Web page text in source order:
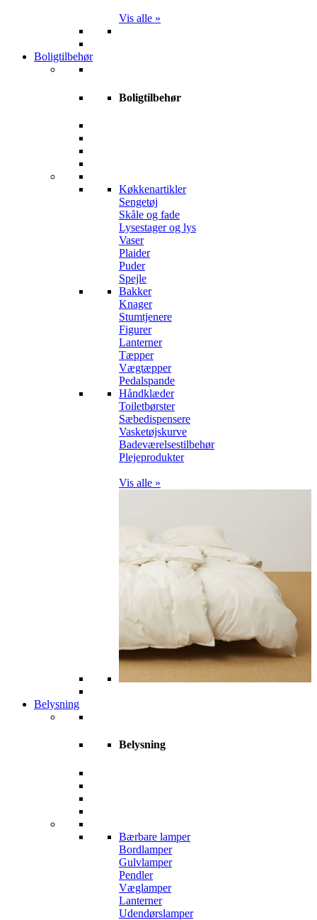
Vis alle »
Boligtilbehør
Boligtilbehør
Køkkenartikler
Sengetøj
Skåle og fade
Lysestager og lys
Vaser
Plaider
Puder
Spejle
Bakker
Knager
Stumtjenere
Figurer
Lanterner
Tæpper
Vægtæpper
Pedalspande
Håndklæder
Toiletbørster
Sæbedispensere
Vasketøjskurve
Badeværelsestilbehør
Plejeprodukter
Vis alle »
Belysning
Belysning
Bærbare lamper
Bordlamper
Gulvlamper
Pendler
Væglamper
Lanterner
Udendørslamper